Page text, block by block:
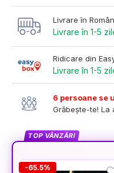
Livrare în
Livrare în 1-5
Ridicare din
Livrare în 1-5
6 persoane se
Grăbește-te! La
TOP VÂNZĂRI
-65.5%